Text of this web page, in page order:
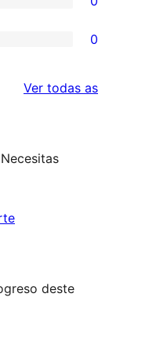
0
Ver todas asvaloracións
deste